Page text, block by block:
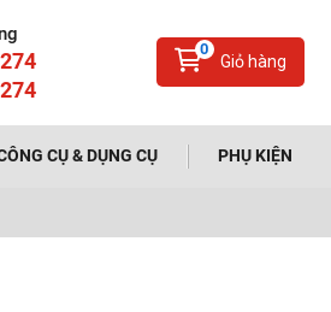
0
Giỏ hàng
CỤ & DỤNG CỤ PHỤ KIỆN